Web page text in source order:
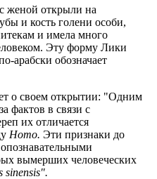
женой открыли на
и кость голени особи,
и имела много
Эту форму Лики
арабски обозначает
о своем открытии: "Одним
фактов в связи с
их отличается
Homo. Эти признаки до
вымерших человеческих
sinensis".